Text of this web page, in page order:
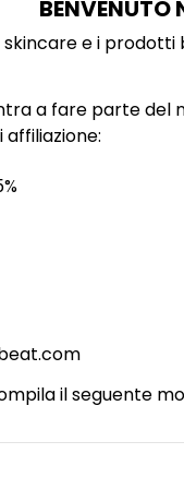
BENVENUTO
e i prodotti
a fare parte
il seguente